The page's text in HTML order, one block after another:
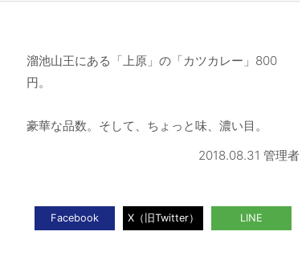
溜池山王にある「上原」の「カツカレー」800
円。
豪華な品数。そして、ちょっと味、濃い目。
2018.08.31 管理者